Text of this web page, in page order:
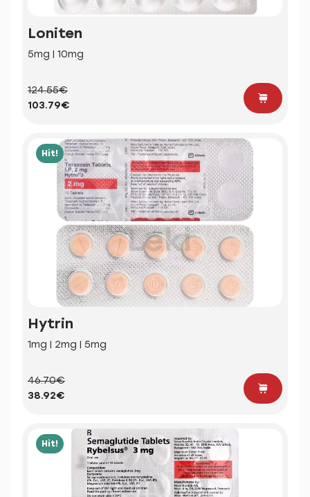
Loniten
5mg | 10mg
124.55€
103.79€
Hit!
Hytrin
1mg | 2mg | 5mg
46.70€
38.92€
Hit!